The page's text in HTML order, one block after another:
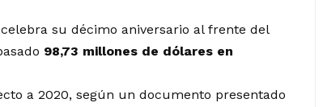
su décimo aniversario al frente del
98,73 millones de dólares en
a 2020, según un documento presentado